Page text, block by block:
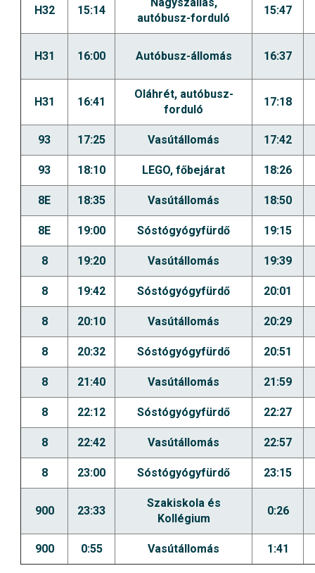
H32 15:14
autóbusz-forduló
15:47
H31 16:00 Autóbusz-állomás 16:37
H31 16:41
Oláhrét, autóbusz-
forduló
17:18
93 17:25 Vasútállomás 17:42
93 18:10 LEGO, főbejárat 18:26
8E 18:35 Vasútállomás 18:50
8E 19:00 Sóstógyógyfürdő 19:15
8 19:20 Vasútállomás 19:39
8 19:42 Sóstógyógyfürdő 20:01
8 20:10 Vasútállomás 20:29
8 20:32 Sóstógyógyfürdő 20:51
8 21:40 Vasútállomás 21:59
8 22:12 Sóstógyógyfürdő 22:27
8 22:42 Vasútállomás 22:57
8 23:00 Sóstógyógyfürdő 23:15
900 23:33
Szakiskola és
Kollégium
0:26
900 0:55 Vasútállomás 1:41